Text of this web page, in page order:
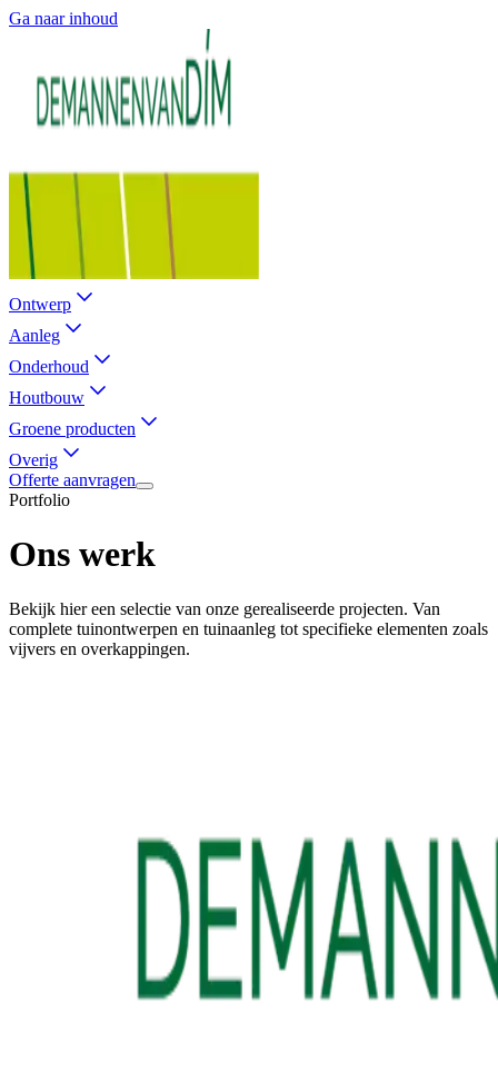
Ga naar inhoud
Ontwerp
Aanleg
Onderhoud
Houtbouw
Groene producten
Overig
Offerte aanvragen
Portfolio
Ons werk
Bekijk hier een selectie van onze gerealiseerde projecten. Van
complete tuinontwerpen en tuinaanleg tot specifieke elementen zoals
vijvers en overkappingen.